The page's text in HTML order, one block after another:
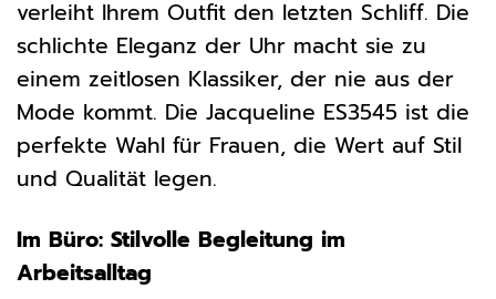
verleiht Ihrem Outfit den letzten Schliff. Die
schlichte Eleganz der Uhr macht sie zu
einem zeitlosen Klassiker, der nie aus der
Mode kommt. Die Jacqueline ES3545 ist die
perfekte Wahl für Frauen, die Wert auf Stil
und Qualität legen.
Im Büro: Stilvolle Begleitung im
Arbeitsalltag